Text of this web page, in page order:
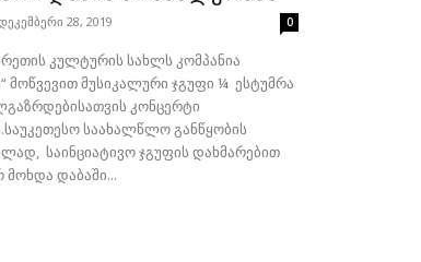
28, 2019 0
კულტურის სახლს კომპანია
მოწვევით მუსიკალური ჯგუფი ¼ ესტუმრა
კონცერტი
საახალწლო განწყობის
საინციატივო ჯგუფის დახმარებით
მოხდა დაბაში...